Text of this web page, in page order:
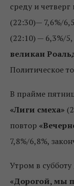
среду и
(22:30)— 7,6%/
(22:10) — 6,3%/
великан
Политическое
В прайме
«Лиги смеха»
повтор
7,8%/6,8%,
Утром в
«Дорогой, мы